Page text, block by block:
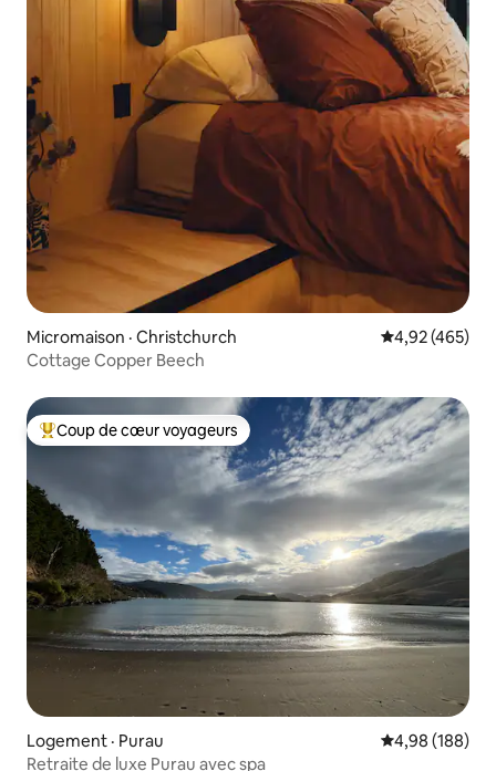
Micromaison · Christchurch Note
4,92 (465)
Cottage Copper Beech
Coup de cœur voyageurs parmi les plus aimés
Coup de cœur voyageurs
Logement · Purau Note
4,98 (188)
Retraite de luxe Purau avec spa